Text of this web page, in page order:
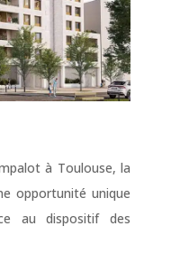
à Toulouse, la
opportunité unique
au dispositif des